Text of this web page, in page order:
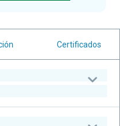
Certificados